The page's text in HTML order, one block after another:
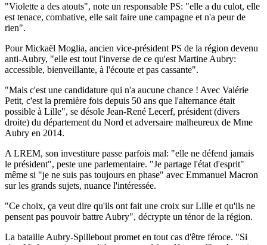
"Violette a des atouts", note un responsable PS: "elle a du culot, elle
est tenace, combative, elle sait faire une campagne et n'a peur de
rien".
Pour Mickaël Moglia, ancien vice-président PS de la région devenu
anti-Aubry, "elle est tout l'inverse de ce qu'est Martine Aubry:
accessible, bienveillante, à l'écoute et pas cassante".
"Mais c'est une candidature qui n'a aucune chance ! Avec Valérie
Petit, c'est la première fois depuis 50 ans que l'alternance était
possible à Lille", se désole Jean-René Lecerf, président (divers
droite) du département du Nord et adversaire malheureux de Mme
Aubry en 2014.
A LREM, son investiture passe parfois mal: "elle ne défend jamais
le président", peste une parlementaire. "Je partage l'état d'esprit"
même si "je ne suis pas toujours en phase" avec Emmanuel Macron
sur les grands sujets, nuance l'intéressée.
"Ce choix, ça veut dire qu'ils ont fait une croix sur Lille et qu'ils ne
pensent pas pouvoir battre Aubry", décrypte un ténor de la région.
La bataille Aubry-Spillebout promet en tout cas d'être féroce. "Si